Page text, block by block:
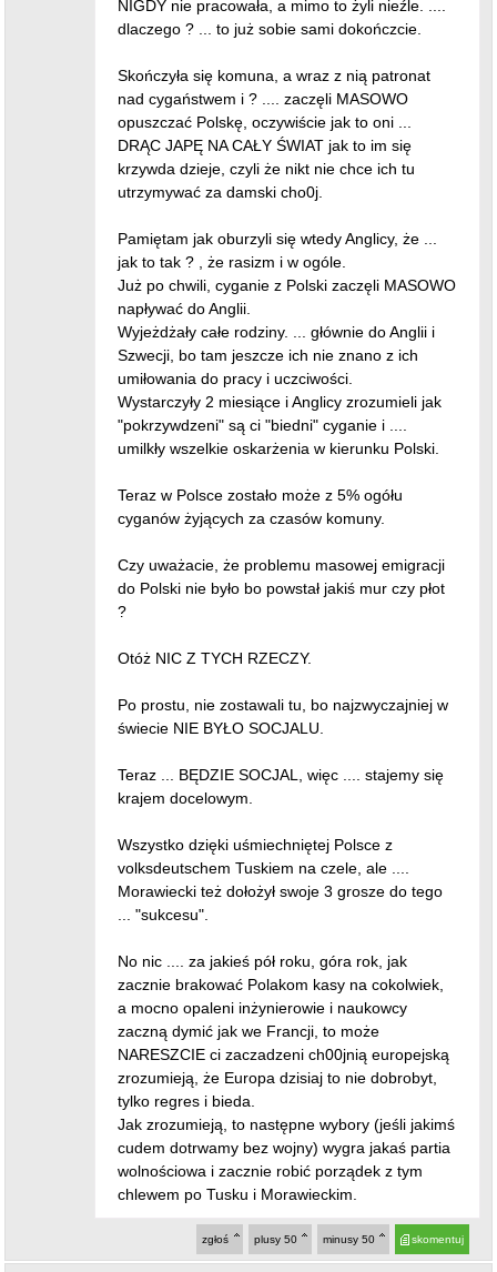
NIGDY nie pracowała, a mimo to żyli nieźle. ....
dlaczego ? ... to już sobie sami dokończcie.
Skończyła się komuna, a wraz z nią patronat
nad cygaństwem i ? .... zaczęli MASOWO
opuszczać Polskę, oczywiście jak to oni ...
DRĄC JAPĘ NA CAŁY ŚWIAT jak to im się
krzywda dzieje, czyli że nikt nie chce ich tu
utrzymywać za damski cho0j.
Pamiętam jak oburzyli się wtedy Anglicy, że ...
jak to tak ? , że rasizm i w ogóle.
Już po chwili, cyganie z Polski zaczęli MASOWO
napływać do Anglii.
Wyjeżdżały całe rodziny. ... głównie do Anglii i
Szwecji, bo tam jeszcze ich nie znano z ich
umiłowania do pracy i uczciwości.
Wystarczyły 2 miesiące i Anglicy zrozumieli jak
"pokrzywdzeni" są ci "biedni" cyganie i ....
umilkły wszelkie oskarżenia w kierunku Polski.
Teraz w Polsce zostało może z 5% ogółu
cyganów żyjących za czasów komuny.
Czy uważacie, że problemu masowej emigracji
do Polski nie było bo powstał jakiś mur czy płot
?
Otóż NIC Z TYCH RZECZY.
Po prostu, nie zostawali tu, bo najzwyczajniej w
świecie NIE BYŁO SOCJALU.
Teraz ... BĘDZIE SOCJAL, więc .... stajemy się
krajem docelowym.
Wszystko dzięki uśmiechniętej Polsce z
volksdeutschem Tuskiem na czele, ale ....
Morawiecki też dołożył swoje 3 grosze do tego
... "sukcesu".
No nic .... za jakieś pół roku, góra rok, jak
zacznie brakować Polakom kasy na cokolwiek,
a mocno opaleni inżynierowie i naukowcy
zaczną dymić jak we Francji, to może
NARESZCIE ci zaczadzeni ch00jnią europejską
zrozumieją, że Europa dzisiaj to nie dobrobyt,
tylko regres i bieda.
Jak zrozumieją, to następne wybory (jeśli jakimś
cudem dotrwamy bez wojny) wygra jakaś partia
wolnościowa i zacznie robić porządek z tym
chlewem po Tusku i Morawieckim.
skomentuj
minusy 50
plusy 50
zgłoś